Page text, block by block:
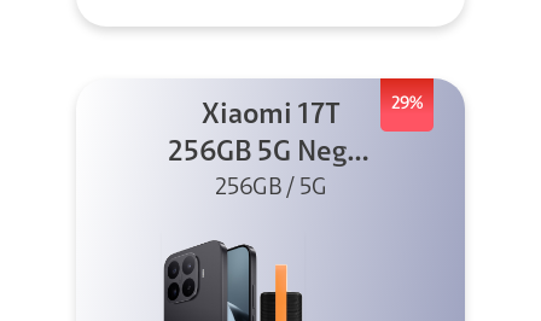
29%
Xiaomi 17T
256GB 5G Negro
+ Sound
256GB / 5G